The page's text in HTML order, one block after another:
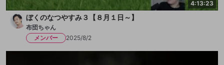
4:13:23
ぼくのなつやすみ３【８月１日～】
布団ちゃん
メンバー
2025/8/2